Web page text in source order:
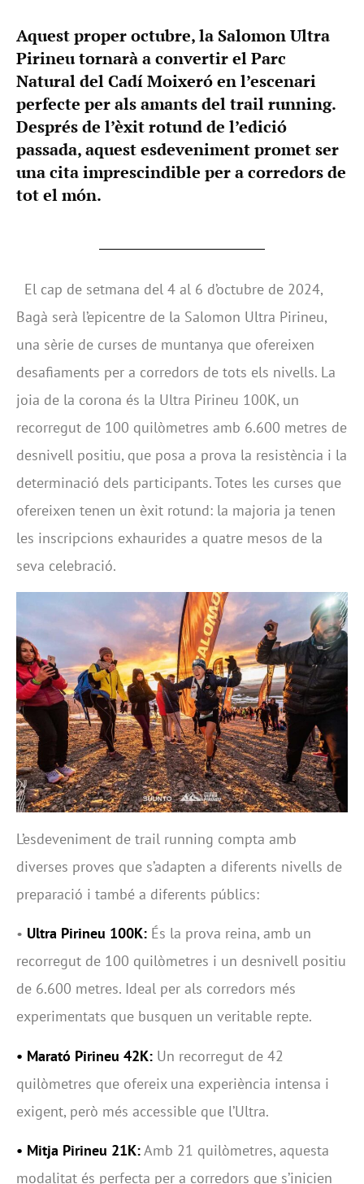
Aquest proper octubre, la Salomon Ultra
Pirineu tornarà a convertir el Parc
Natural del Cadí Moixeró en l’escenari
perfecte per als amants del trail running.
Després de l’èxit rotund de l’edició
passada, aquest esdeveniment promet ser
una cita imprescindible per a corredors de
tot el món.
El cap de setmana del 4 al 6 d’octubre de 2024,
Bagà serà l’epicentre de la Salomon Ultra Pirineu,
una sèrie de curses de muntanya que ofereixen
desafiaments per a corredors de tots els nivells. La
joia de la corona és la Ultra Pirineu 100K, un
recorregut de 100 quilòmetres amb 6.600 metres de
desnivell positiu, que posa a prova la resistència i la
determinació dels participants. Totes les curses que
ofereixen tenen un èxit rotund: la majoria ja tenen
les inscripcions exhaurides a quatre mesos de la
seva celebració.
L’esdeveniment de trail running compta amb
diverses proves que s’adapten a diferents nivells de
preparació i també a diferents públics:
• Ultra Pirineu 100K: És la prova reina, amb un
recorregut de 100 quilòmetres i un desnivell positiu
de 6.600 metres. Ideal per als corredors més
experimentats que busquen un veritable repte.
• Marató Pirineu 42K: Un recorregut de 42
quilòmetres que ofereix una experiència intensa i
exigent, però més accessible que l’Ultra.
• Mitja Pirineu 21K:Amb 21 quilòmetres, aquesta
modalitat és perfecta per a corredors que s’inicien